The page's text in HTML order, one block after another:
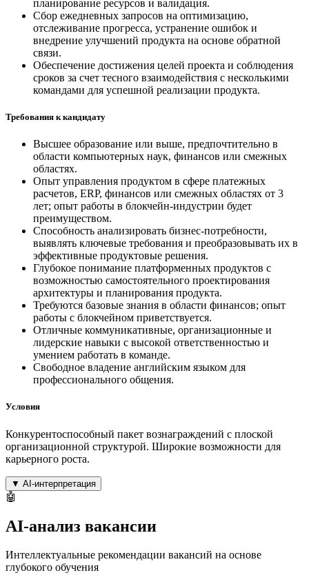
планирование ресурсов и валидация.
Сбор ежедневных запросов на оптимизацию,
отслеживание прогресса, устранение ошибок и
внедрение улучшений продукта на основе обратной
связи.
Обеспечение достижения целей проекта и соблюдения
сроков за счет тесного взаимодействия с несколькими
командами для успешной реализации продукта.
Требования к кандидату
Высшее образование или выше, предпочтительно в
области компьютерных наук, финансов или смежных
областях.
Опыт управления продуктом в сфере платежных
расчетов, ERP, финансов или смежных областях от 3
лет; опыт работы в блокчейн-индустрии будет
преимуществом.
Способность анализировать бизнес-потребности,
выявлять ключевые требования и преобразовывать их в
эффективные продуктовые решения.
Глубокое понимание платформенных продуктов с
возможностью самостоятельного проектирования
архитектуры и планирования продукта.
Требуются базовые знания в области финансов; опыт
работы с блокчейном приветствуется.
Отличные коммуникативные, организационные и
лидерские навыки с высокой ответственностью и
умением работать в команде.
Свободное владение английским языком для
профессионального общения.
Условия
Конкурентоспособный пакет вознаграждений с плоской
организационной структурой. Широкие возможности для
карьерного роста.
▼ AI-интерпретация
🤖
AI-анализ вакансии
Интеллектуальные рекомендации вакансий на основе
глубокого обучения